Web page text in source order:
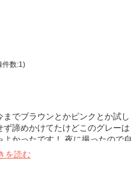
件数:1)
でブラウンとかピンクとか試し
諦めかけてたけどこのグレーは
かったです！ 夜に撮ったので自
ュで撮ってみました。全部
眼と着眼比較したので参考にして
シュありです
を読む